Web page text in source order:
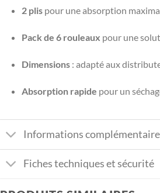
2 plispour une absorption
Pack de 6 rouleaux pour une
Dimensions: adapté aux
Absorption rapide pour un
Informations
Fiches techniques et sécurité